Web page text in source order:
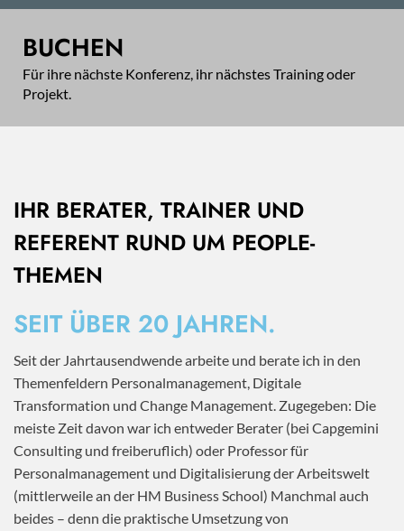
BUCHEN
Für ihre nächste Konferenz, ihr nächstes Training oder
Projekt.
IHR BERATER, TRAINER UND
REFERENT RUND UM PEOPLE-
THEMEN
SEIT ÜBER 20 JAHREN.
Seit der Jahrtausendwende arbeite und berate ich in den
Themenfeldern Personalmanagement, Digitale
Transformation und Change Management. Zugegeben: Die
meiste Zeit davon war ich entweder Berater (bei Capgemini
Consulting und freiberuflich) oder Professor für
Personalmanagement und Digitalisierung der Arbeitswelt
(mittlerweile an der HM Business School) Manchmal auch
beides – denn die praktische Umsetzung von